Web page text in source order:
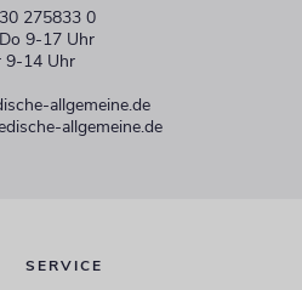
275833 0
9-17 Uhr
9-14 Uhr
allgemeine.de
allgemeine.de
SERVICE